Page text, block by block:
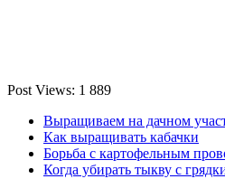
Post Views: 1 889
Выращиваем на дачном
Как выращивать кабачки
Борьба с картофельным
Когда убирать тыкву с